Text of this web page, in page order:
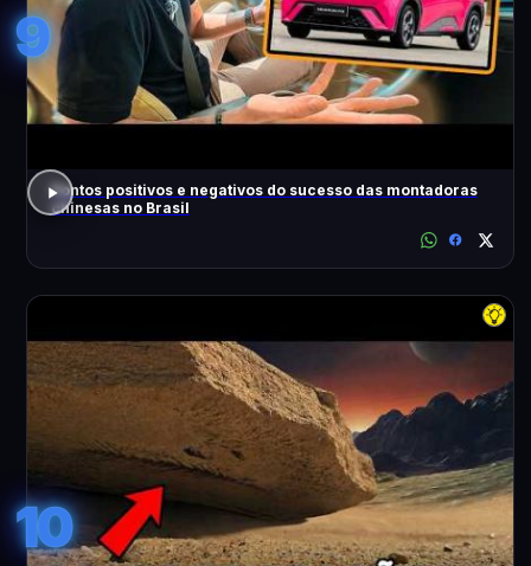
9
Pontos positivos e negativos do sucesso das montadoras
chinesas no Brasil
10